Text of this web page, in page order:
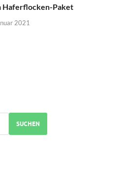
Haferflocken-Paket
2021
SUCHEN